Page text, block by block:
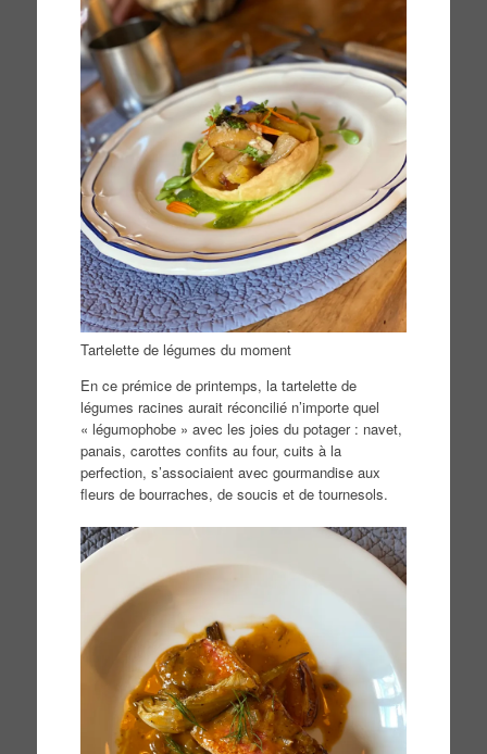
Tartelette de légumes du moment
En ce prémice de printemps, la tartelette de
légumes racines aurait réconcilié n’importe quel
« légumophobe » avec les joies du potager : navet,
panais, carottes confits au four, cuits à la
perfection, s’associaient avec gourmandise aux
fleurs de bourraches, de soucis et de tournesols.